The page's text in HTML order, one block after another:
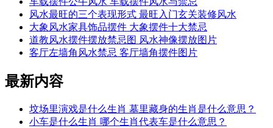
风水最旺的三个表现形式 最旺入门玄关装修风水
大象风水家具饰品摆件 大象摆件十大禁忌
道教风水摆件摆放禁忌图 风水神像摆放图片
客厅左墙角风水禁忌 客厅墙角摆件图片
最新内容
坟场里演戏是什么生肖 墓里藏身的生肖是什么意思？
小车是什么生肖 哪个生肖代表车是什么意思？